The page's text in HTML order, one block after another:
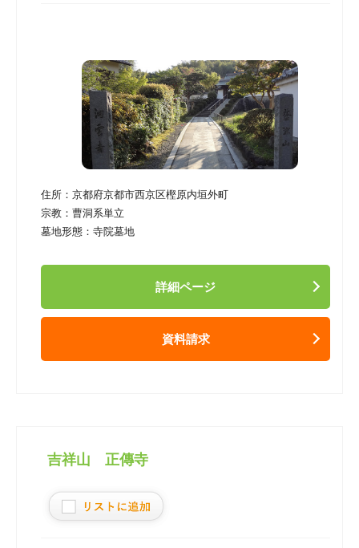
住所： 京都府京都市西京区樫原内垣外町
宗教： 曹洞系単立
墓地形態： 寺院墓地
詳細ページ
資料請求
吉祥山 正傳寺